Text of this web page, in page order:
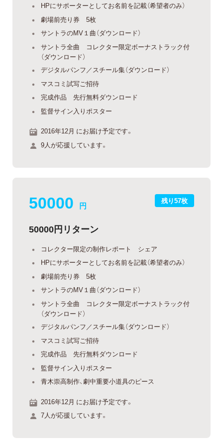
HPにサポーターとしてお名前を記載（希望者のみ）
劇場前売り券 5枚
サントラのMV１曲（ダウンロード）
サントラ全曲 コレクター限定ボーナストラック付
（ダウンロード）
デジタルパンフ／スチール集（ダウンロード）
マスコミ試写ご招待
完成作品 先行無料ダウンロード
監督サイン入りポスター
2016年12月 にお届け予定です。
9人が応援しています。
残り57枚
50000 円
50000円リターン
コレクター限定の制作レポート シェア
HPにサポーターとしてお名前を記載（希望者のみ）
劇場前売り券 5枚
サントラのMV１曲（ダウンロード）
サントラ全曲 コレクター限定ボーナストラック付
（ダウンロード）
デジタルパンフ／スチール集（ダウンロード）
マスコミ試写ご招待
完成作品 先行無料ダウンロード
監督サイン入りポスター
青木崇高制作、劇中重要小道具のピース
2016年12月 にお届け予定です。
7人が応援しています。